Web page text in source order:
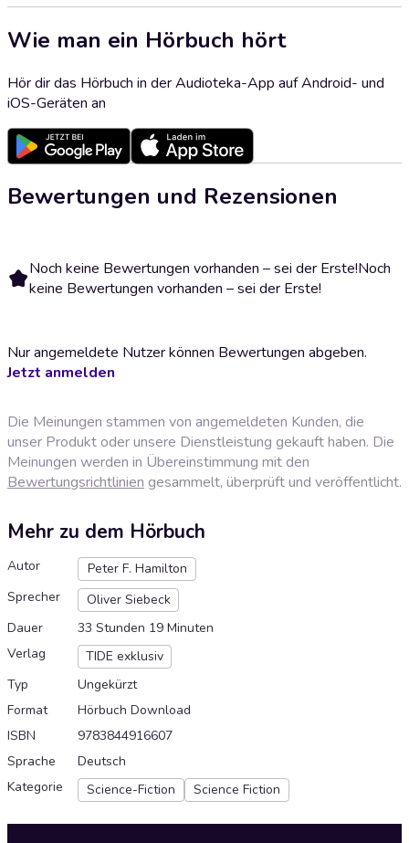
Wie man ein Hörbuch hört
Hör dir das Hörbuch in der Audioteka-App auf Android- und
iOS-Geräten an
Bewertungen und Rezensionen
Noch keine Bewertungen vorhanden – sei der Erste!Noch
keine Bewertungen vorhanden – sei der Erste!
Nur angemeldete Nutzer können Bewertungen abgeben.
Jetzt anmelden
Die Meinungen stammen von angemeldeten Kunden, die
unser Produkt oder unsere Dienstleistung gekauft haben. Die
Meinungen werden in Übereinstimmung mit den
Bewertungsrichtlinien gesammelt, überprüft und veröffentlicht.
Mehr zu dem Hörbuch
Autor
Peter F. Hamilton
Sprecher
Oliver Siebeck
Dauer
33 Stunden 19 Minuten
Verlag
TIDE exklusiv
Typ
Ungekürzt
Format
Hörbuch Download
ISBN
9783844916607
Sprache
Deutsch
Kategorie
Science-Fiction Science Fiction